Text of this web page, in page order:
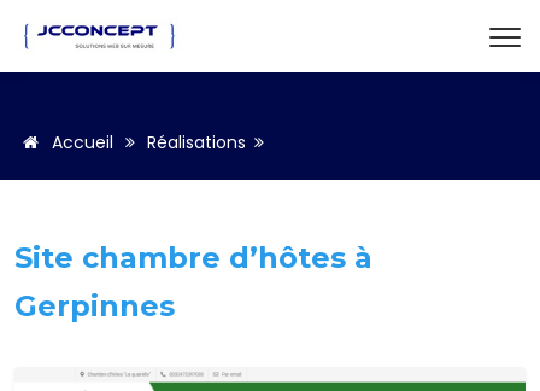
Accueil Réalisations
Site chambre d’hôtes à
Gerpinnes